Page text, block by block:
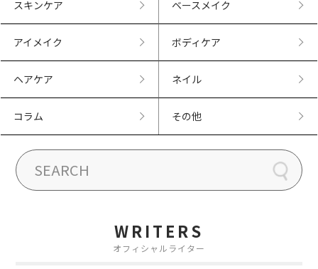
スキンケア ベースメイク
アイメイク ボディケア
ヘアケア ネイル
コラム その他
WRITERS
オフィシャルライター